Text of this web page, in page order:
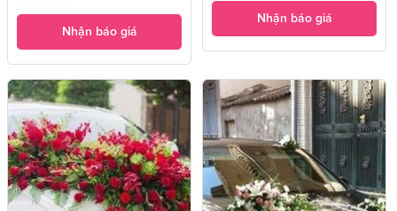
Nhận báo giá
Nhận báo giá